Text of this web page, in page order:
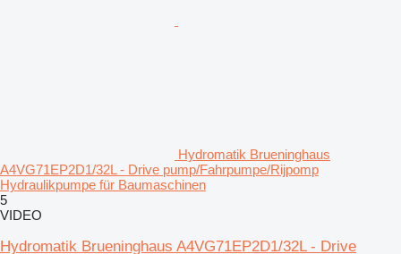
Hydromatik Brueninghaus
A4VG71EP2D1/32L - Drive pump/Fahrpumpe/Rijpomp
Hydraulikpumpe für Baumaschinen
5
VIDEO
Hydromatik Brueninghaus A4VG71EP2D1/32L - Drive